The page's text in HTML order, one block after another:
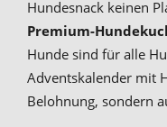
Hundesnack keinen
Premium-
Hunde sind für alle
Adventskalender mit
Belohnung, sondern